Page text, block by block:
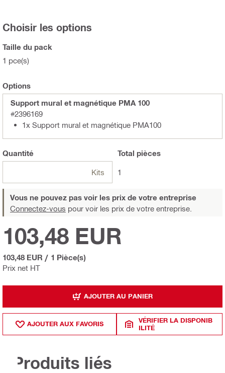
Choisir les options
Taille du pack
1 pce(s)
Options
Support mural et magnétique PMA 100
#2396169
1x Support mural et magnétique PMA100
Quantité
Kits
Total pièces
1
Vous ne pouvez pas voir les prix de votre entreprise
Connectez-vous pour voir les prix de votre entreprise.
Prix net HT
103,48 EUR
103,48 EUR / 1 Pièce(s)
AJOUTER AU PANIER
AJOUTER AUX FAVORIS
VÉRIFIER LA DISPONIB
ILITÉ
Produits liés